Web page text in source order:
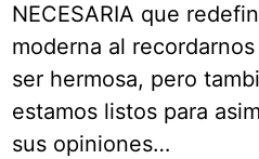
NECESARIA que
moderna al
ser hermosa, pero
estamos listos para
sus opiniones…